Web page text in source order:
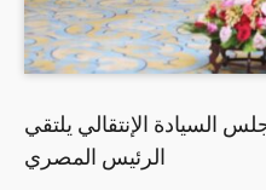
السيادة الإنتقالي يلتقي
الرئيس المصري